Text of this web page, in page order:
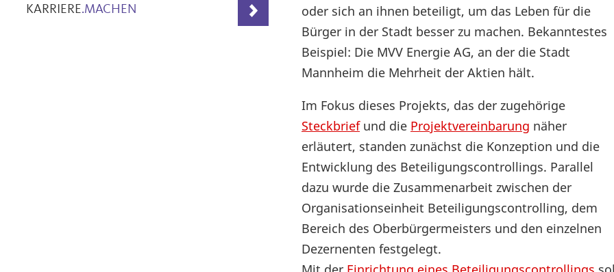
KARRIERE.MACHEN
oder sich an ihnen beteiligt, um das Leben für die
Bürger in der Stadt besser zu machen. Bekanntestes
Beispiel: Die MVV Energie AG, an der die Stadt
Mannheim die Mehrheit der Aktien hält.
Im Fokus dieses Projekts, das der zugehörige
Steckbriefund die Projektvereinbarung näher
erläutert, standen zunächst die Konzeption und die
Entwicklung des Beteiligungscontrollings. Parallel
dazu wurde die Zusammenarbeit zwischen der
Organisationseinheit Beteiligungscontrolling, dem
Bereich des Oberbürgermeisters und den einzelnen
Dezernenten festgelegt.